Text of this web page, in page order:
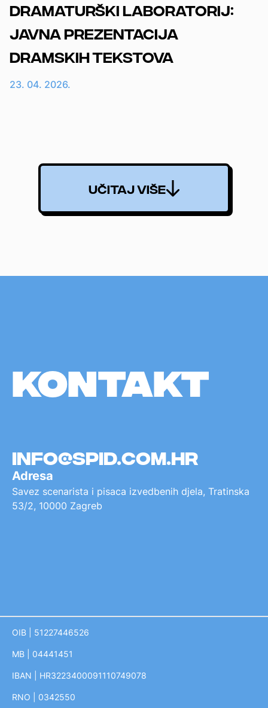
Dramaturški laboratorij:
javna prezentacija
dramskih tekstova
23. 04. 2026.
UČITAJ VIŠE
KONTAKT
info@spid.com.hr
Adresa
Savez scenarista i pisaca izvedbenih djela, Tratinska
53/2, 10000 Zagreb
OIB | 51227446526
MB | 04441451
IBAN | HR3223400091110749078
RNO | 0342550